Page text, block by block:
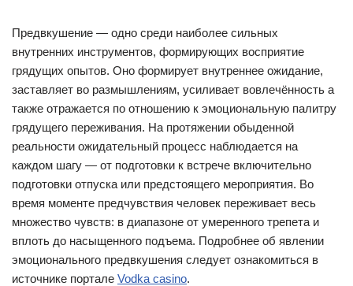
Предвкушение — одно среди наиболее сильных
внутренних инструментов, формирующих восприятие
грядущих опытов. Оно формирует внутреннее ожидание,
заставляет во размышлениям, усиливает вовлечённость а
также отражается по отношению к эмоциональную палитру
грядущего переживания. На протяжении обыденной
реальности ожидательный процесс наблюдается на
каждом шагу — от подготовки к встрече включительно
подготовки отпуска или предстоящего мероприятия. Во
время моменте предчувствия человек переживает весь
множество чувств: в диапазоне от умеренного трепета и
вплоть до насыщенного подъема. Подробнее об явлении
эмоционального предвкушения следует ознакомиться в
источнике портале Vodka casino.